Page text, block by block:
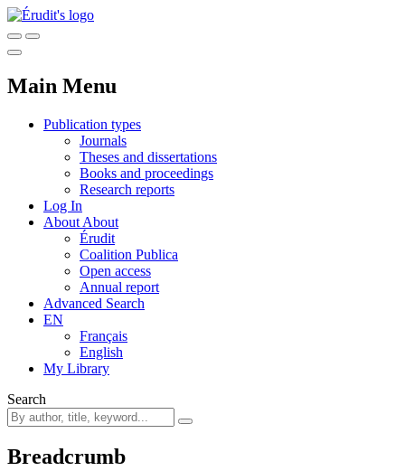
Main Menu
Publication types
Journals
Theses and dissertations
Books and proceedings
Research reports
Log In
About About
Érudit
Coalition Publica
Open access
Annual report
Advanced Search
EN
Français
English
My Library
Search
Breadcrumb